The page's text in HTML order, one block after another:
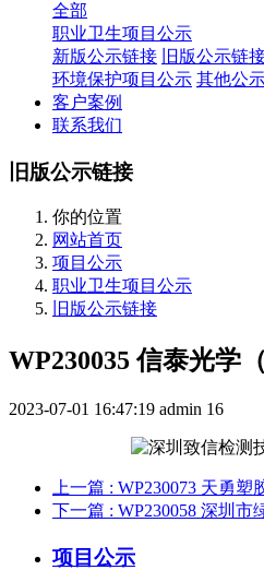
全部
职业卫生项目公示
新版公示链接
旧版公示链
环境保护项目公示 其他公
客户案例
联系我们
旧版公示链接
你的位置
网站首页
项目公示
职业卫生项目公示
旧版公示链接
WP230035 信泰光学
2023-07-01 16:47:19 admin 16
上一篇 : WP230073 天勇塑
下一篇 : WP230058 深圳市
项目公示